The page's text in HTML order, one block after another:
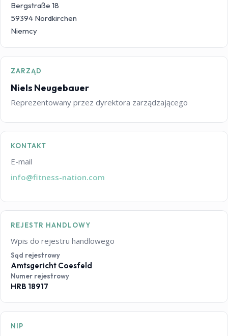
Bergstraße 18
59394 Nordkirchen
Niemcy
ZARZĄD
Niels Neugebauer
Reprezentowany przez dyrektora zarządzającego
KONTAKT
E-mail
info@fitness-nation.com
REJESTR HANDLOWY
Wpis do rejestru handlowego
Sąd rejestrowy
Amtsgericht Coesfeld
Numer rejestrowy
HRB 18917
NIP